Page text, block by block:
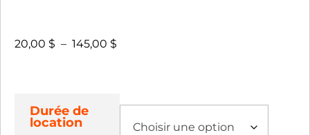
20,00 $ – 145,00 $
Durée de
location